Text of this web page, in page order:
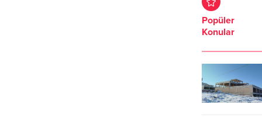
Popüler
Konular